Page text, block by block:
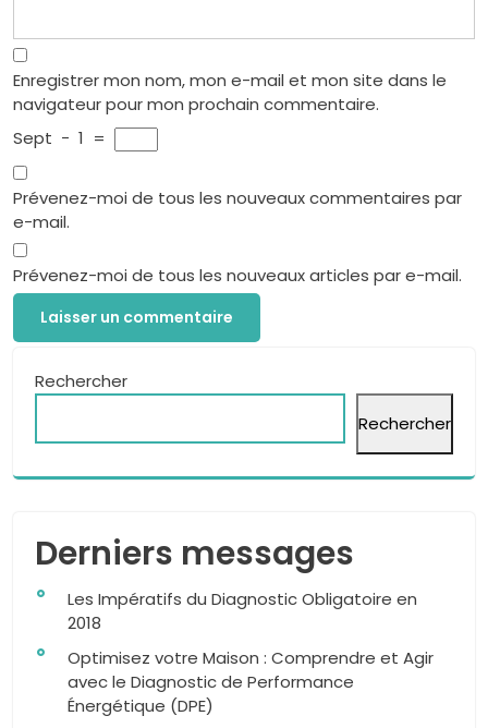
Enregistrer mon nom, mon e-mail et mon site dans le
navigateur pour mon prochain commentaire.
Sept − 1 =
Prévenez-moi de tous les nouveaux commentaires par
e-mail.
Prévenez-moi de tous les nouveaux articles par e-mail.
Rechercher
Rechercher
Derniers messages
Les Impératifs du Diagnostic Obligatoire en
2018
Optimisez votre Maison : Comprendre et Agir
avec le Diagnostic de Performance
Énergétique (DPE)